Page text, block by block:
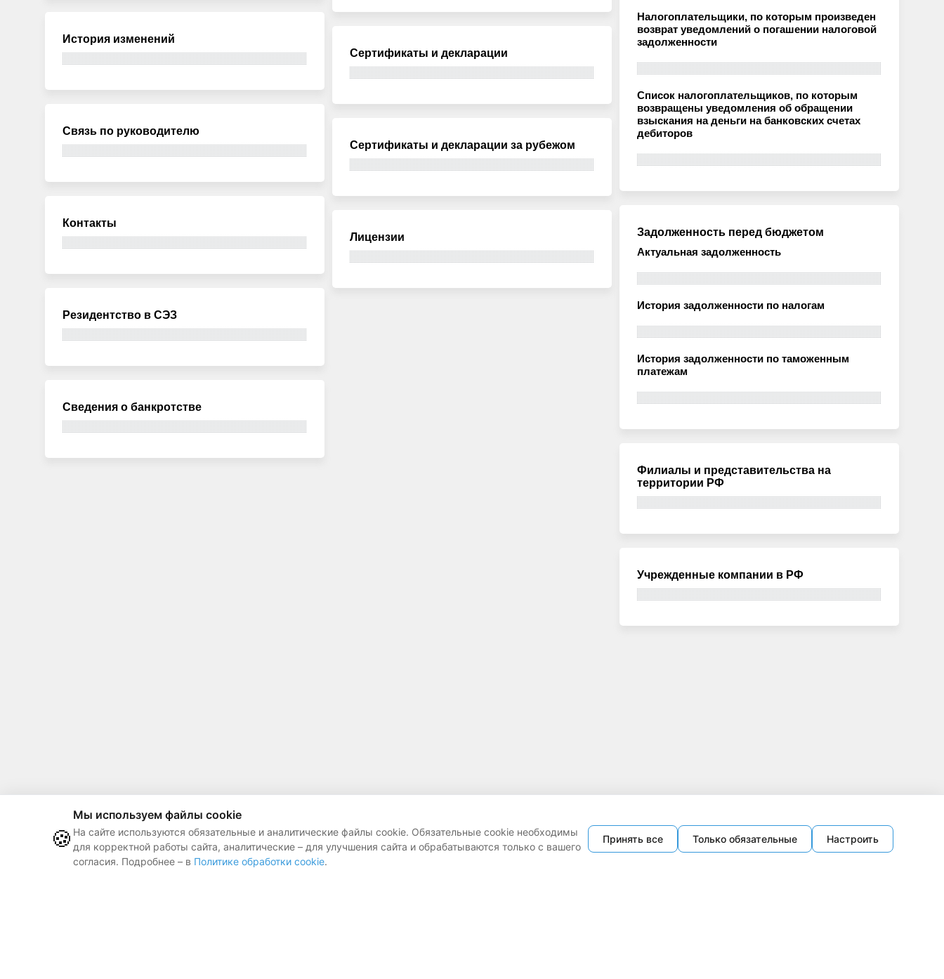
История изменений
Связь по руководителю
Контакты
Резидентство в СЭЗ
Сведения о банкротстве
Сертификаты и декларации
Сертификаты и декларации за рубежом
Лицензии
Налогоплательщики, по которым произведен
возврат уведомлений о погашении налоговой
задолженности
Список налогоплательщиков, по которым
возвращены уведомления об обращении
взыскания на деньги на банковских счетах
дебиторов
Задолженность перед бюджетом
Актуальная задолженность
История задолженности по налогам
История задолженности по таможенным
платежам
Филиалы и представительства на
территории РФ
Учрежденные компании в РФ
🍪
Мы используем файлы cookie
На сайте используются обязательные и аналитические файлы cookie. Обязательные cookie необходимы
для корректной работы сайта, аналитические – для улучшения сайта и обрабатываются только с вашего
согласия. Подробнее – в Политике обработки cookie.
Принять все Только обязательные Настроить